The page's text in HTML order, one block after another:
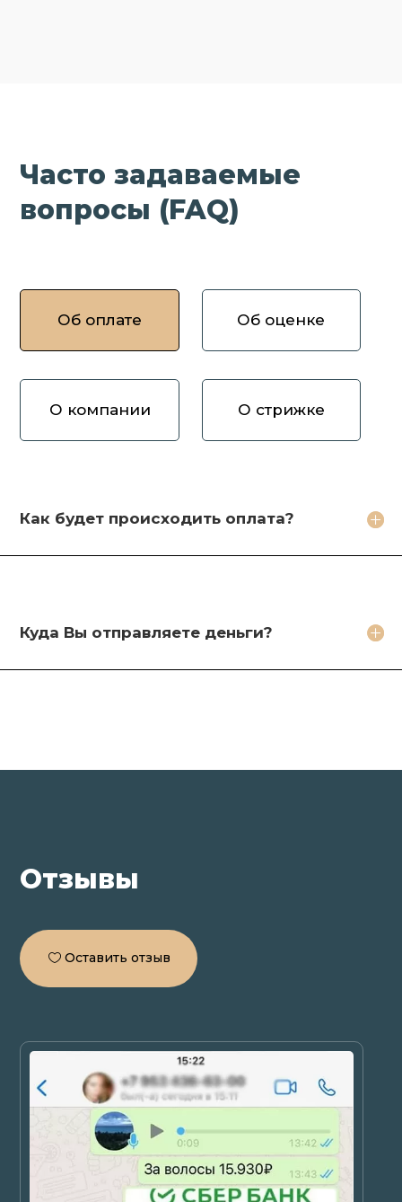
Часто задаваемые
вопросы (FAQ)
Об оплате Об оценке
О компании О стрижке
Как будет происходить оплата?
Куда Вы отправляете деньги?
Как вы оцениваете волосы?
Какое фото необходимо сделать?
Зачем продавать волосы Вам?
Какие бонусы я получу?
Кто будет стричь мои волосы?
Отзывы
Оставить отзыв